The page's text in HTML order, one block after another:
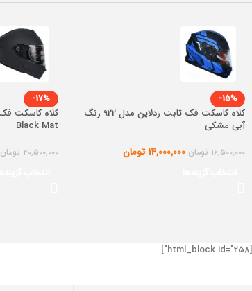
-15%
کلاه کاسکت فک ثابت ردلاین مدل 922 رنگ
آبی مشکی
16,500,000 تومان 14,000,000 تومان
-17%
Black Mat
20,500,000 تومان
[html_block id="258"]